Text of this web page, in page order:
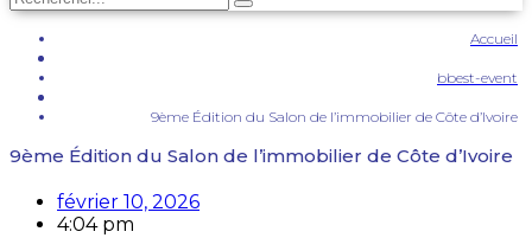
Accueil
bbest-event
9ème Édition du Salon de l’immobilier de Côte d’Ivoire
9ème Édition du Salon de l’immobilier de Côte d’Ivoire
février 10, 2026
4:04 pm